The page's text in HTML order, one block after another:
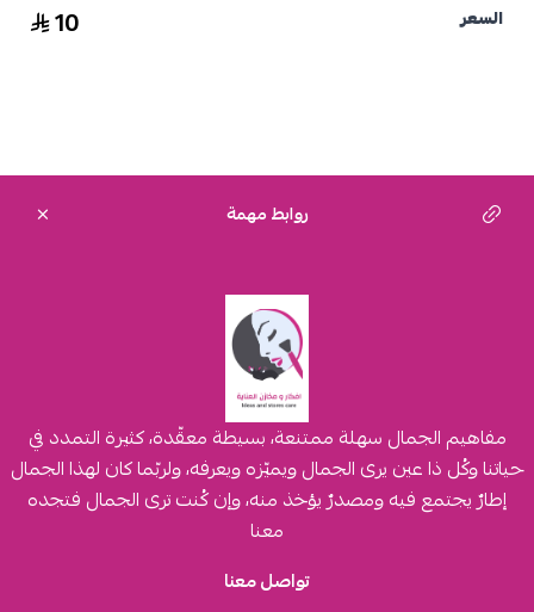
السعر 10
روابط مهمة
مفاهيم الجمال سهلة ممتنعة، بسيطة معقّدة، كثيرة التمدد في
حياتنا وكُل ذا عين يرى الجمال ويميّزه ويعرفه، ولربّما كان لهذا الجمال
إطارٌ يجتمع فيه ومصدرٌ يؤخذ منه، وإن كُنت ترى الجمال فتجده
معنا
تواصل معنا